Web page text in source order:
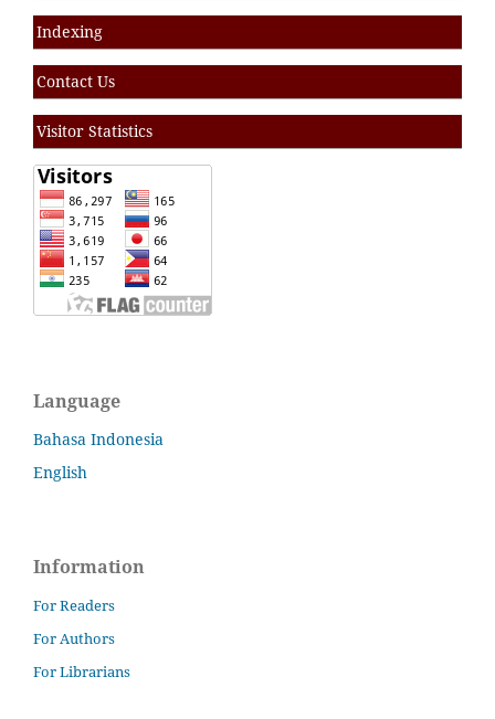
Indexing
Contact Us
Visitor Statistics
Language
Bahasa Indonesia
English
Information
For Readers
For Authors
For Librarians